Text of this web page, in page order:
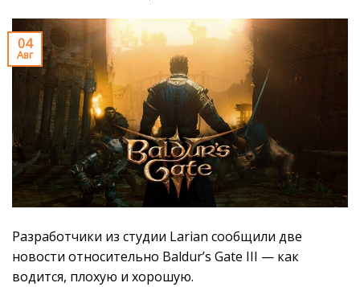
04
Авг
Разработчики из студии Larian сообщили две
новости относительно Baldur’s Gate III — как
водится, плохую и хорошую.